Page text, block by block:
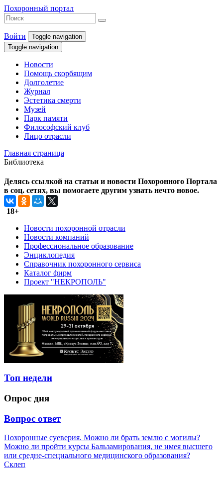
Похоронный портал
Войти
Toggle navigation
Toggle navigation
Новости
Помощь скорбящим
Долголетие
Журнал
Эстетика смерти
Музей
Парк памяти
Философский клуб
Лицо отрасли
Главная страница
Библиотека
Делясь ссылкой на статьи и новости Похоронного Портала
в соц. сетях, вы помогаете другим узнать нечто новое.
18+
Новости похоронной отрасли
Новости компаний
Профессиональное образование
Энциклопедия
Справочник похоронного сервиса
Каталог фирм
Проект "НЕКРОПОЛЬ"
Топ недели
Опрос дня
Вопрос ответ
Похоронные суеверия. Можно ли брать землю с могилы?
Можно ли пройти курсы Бальзамирования, не имея высшего
или средне-специального медицинского образования?
Склеп